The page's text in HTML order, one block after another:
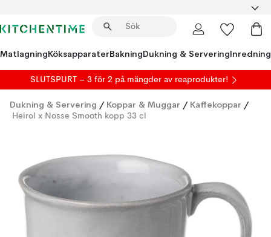
MatlagningKöksapparaterBakningDukning & ServeringInredning
SLUTSPURT – 3 för 2 på mängder av reaprodukter!
Dukning & Servering / Koppar & Muggar / Kaffekoppar /
Heirol x Nosse Smooth kopp 33 cl